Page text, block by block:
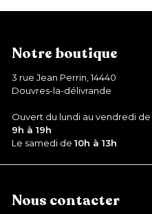
9
Notre boutique
3 rue Jean Perrin, 14440
Douvres-la-délivrande
Ouvert du lundi au vendredi de
9h à 19h
Le samedi de 10h à 13h
Nous contacter